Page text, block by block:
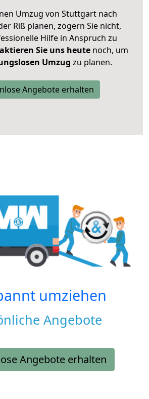
Umzug von Stuttgart nach
Riß planen, zögern Sie nicht,
Hilfe in Anspruch zu
Sie uns heutenoch, um
Umzug zu planen.
Angebote erhalten
umziehen
Angebote
Angebote erhalten